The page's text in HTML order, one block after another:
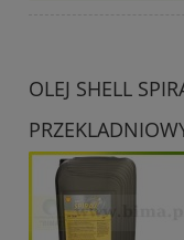
OLEJ SHELL